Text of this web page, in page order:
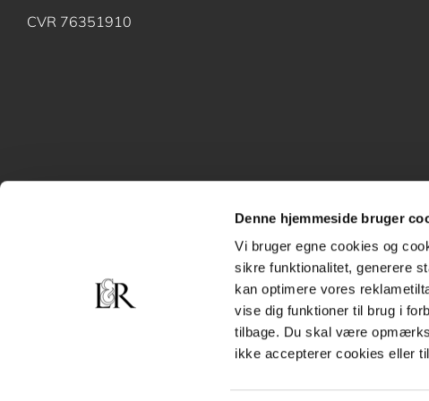
Denne hjemmeside bruger
Vi bruger egne cookies og
sikre funktionalitet, generere
kan optimere vores
vise dig funktioner til brug i
tilbage. Du skal være
ikke accepterer cookies eller
CVR 76351910